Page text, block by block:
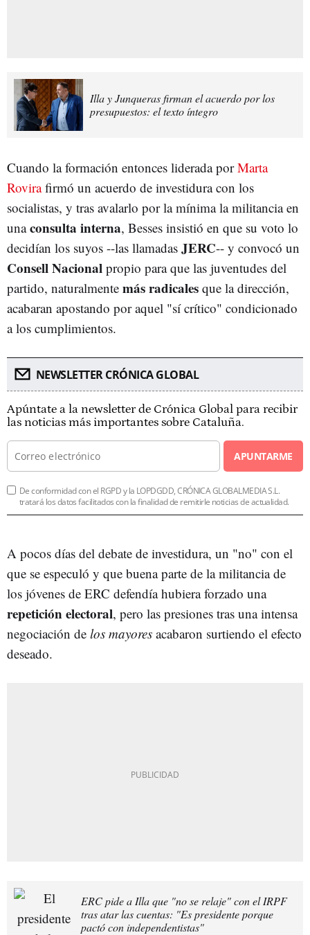
Illa y Junqueras firman el acuerdo por los
presupuestos: el texto íntegro
Cuando la formación entonces liderada porMarta
Rovirafirmó un acuerdo de investidura con los
socialistas, y tras avalarlo por la mínima la militancia en
unaconsulta interna, Besses insistió en que su voto lo
decidían los suyos --las llamadas JERC-- y convocó un
Consell Nacional propio para que las juventudes del
partido, naturalmente más radicales que la dirección,
acabaran apostando por aquel "sí crítico" condicionado
a los cumplimientos.
NEWSLETTER CRÓNICA GLOBAL
Apúntate a la newsletter de Crónica Global para recibir
las noticias más importantes sobre Cataluña.
APUNTARME
De conformidad con el RGPD y la LOPDGDD, CRÓNICA GLOBALMEDIA S.L.
tratará los datos facilitados con la finalidad de remitirle noticias de actualidad.
A pocos días del debate de investidura, un "no" con el
que se especuló y que buena parte de la militancia de
los jóvenes de ERC defendía hubiera forzado una
repetición electoral, pero las presiones tras una intensa
negociación de los mayores acabaron surtiendo el efecto
deseado.
ERC pide a Illa que "no se relaje" con el IRPF
tras atar las cuentas: "Es presidente porque
pactó con independentistas"